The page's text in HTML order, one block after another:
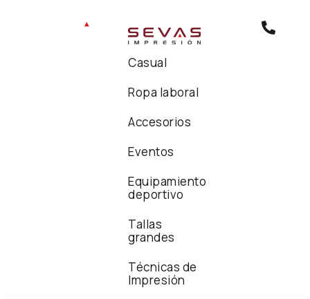
Casual
Ropa laboral
Accesorios
Eventos
Equipamiento
deportivo
Tallas
grandes
Técnicas de
Impresión